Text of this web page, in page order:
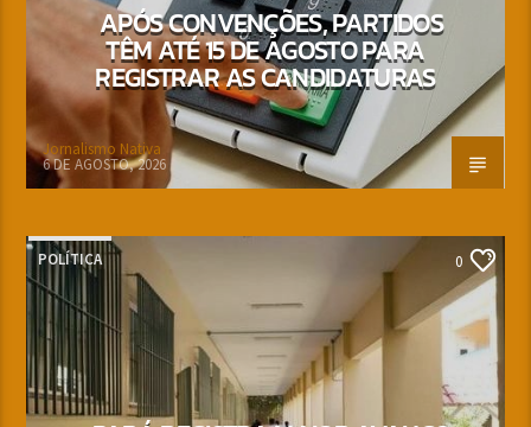
APÓS CONVENÇÕES, PARTIDOS
TÊM ATÉ 15 DE AGOSTO PARA
REGISTRAR AS CANDIDATURAS
Jornalismo Nativa
6 DE AGOSTO, 2026
POLÍTICA 0